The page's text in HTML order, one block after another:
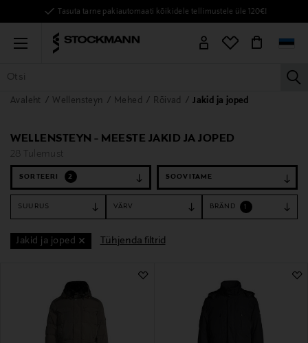
Tasuta tarne pakiautomaati kõikidele tellimustele üle 120€!
Menu
KÕIK TOOTED NAISED MEHED LAPSED KODU
Avaleht Wellensteyn Mehed Rõivad Jakid ja joped
WELLENSTEYN - MEESTE JAKID JA JOPED
28 Tulemust
SORTEERI 2
SUURUS VÄRV BRÄND
Jakid ja joped Tühjenda filtrid